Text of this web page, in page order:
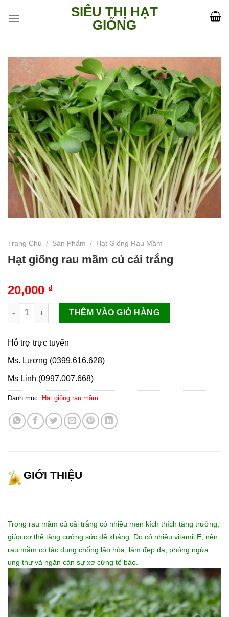
SIÊU THỊ HẠT
GIỐNG
Trang Chủ / Sản Phẩm / Hạt Giống Rau Mầm
Hạt giống rau mầm củ cải trắng
20,000 ₫
Hạt giống rau mầm củ cải trắng số lượng
THÊM VÀO GIỎ HÀNG
Hỗ trợ trực tuyến
Ms. Lương (0399.616.628)
Ms Linh (0997.007.668)
Danh mục: Hạt giống rau mầm
GIỚI THIỆU
Trong rau mầm củ cải trắng có nhiều men kích thích tăng trưởng,
giúp cơ thể tăng cường sức đề kháng. Do có nhiều vitamil E, nên
rau mầm có tác dụng chống lão hóa, làm đẹp da, phòng ngừa
ung thư và ngăn cản sự xơ cứng tế bào.